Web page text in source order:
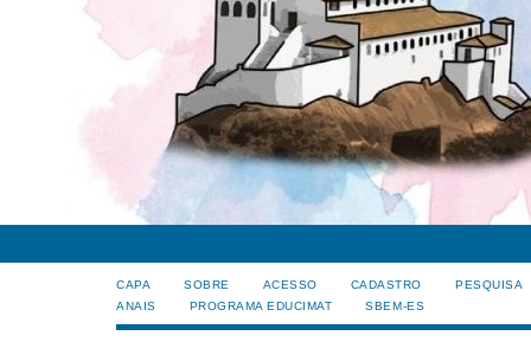
CAPA SOBRE ACESSO CADASTRO
PESQUISA
ANAIS
PROGRAMA EDUCIMAT SBEM-ES